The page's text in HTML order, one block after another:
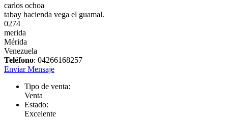
carlos ochoa
tabay hacienda vega el guamal.
0274
merida
Mérida
Venezuela
Teléfono: 04266168257
Enviar Mensaje
Tipo de venta:
Venta
Estado:
Excelente